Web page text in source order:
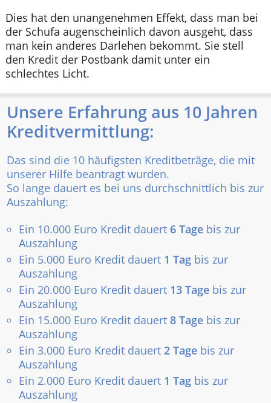
Dies hat den unangenehmen Effekt, dass man bei
der Schufa augenscheinlich davon ausgeht, dass
man kein anderes Darlehen bekommt. Sie stell
den Kredit der Postbank damit unter ein
schlechtes Licht.
Unsere Erfahrung aus 10 Jahren
Kreditvermittlung:
Das sind die 10 häufigsten Kreditbeträge, die mit
unserer Hilfe beantragt wurden.
So lange dauert es bei uns durchschnittlich bis zur
Auszahlung:
Ein 10.000 Euro Kredit dauert6 Tage bis zur
Auszahlung
Ein 5.000 Euro Kredit dauert 1 Tag bis zur
Auszahlung
Ein 20.000 Euro Kredit dauert 13 Tage bis zur
Auszahlung
Ein 15.000 Euro Kredit dauert8 Tage bis zur
Auszahlung
Ein 3.000 Euro Kredit dauert2 Tage bis zur
Auszahlung
Ein 2.000 Euro Kredit dauert 1 Tag bis zur
Auszahlung